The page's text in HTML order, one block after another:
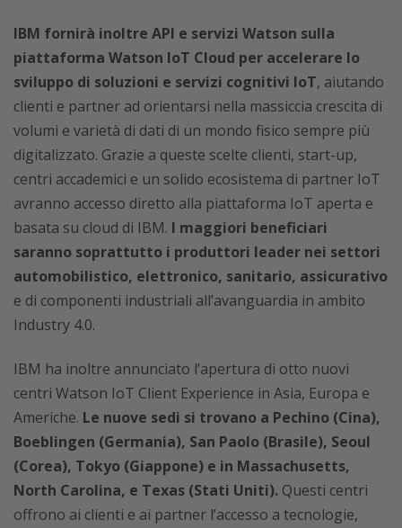
IBM fornirà inoltre API e servizi Watson sulla
piattaforma Watson IoT Cloud per accelerare lo
sviluppo di soluzioni e servizi cognitivi IoT, aiutando
clienti e partner ad orientarsi nella massiccia crescita di
volumi e varietà di dati di un mondo fisico sempre più
digitalizzato. Grazie a queste scelte clienti, start-up,
centri accademici e un solido ecosistema di partner IoT
avranno accesso diretto alla piattaforma IoT aperta e
basata su cloud di IBM. I maggiori beneficiari
saranno soprattutto i produttori leader nei settori
automobilistico, elettronico, sanitario, assicurativo
e di componenti industriali all’avanguardia in ambito
Industry 4.0.
IBM ha inoltre annunciato l’apertura di otto nuovi
centri Watson IoT Client Experience in Asia, Europa e
Americhe. Le nuove sedi si trovano a Pechino (Cina),
Boeblingen (Germania), San Paolo (Brasile), Seoul
(Corea), Tokyo (Giappone) e in Massachusetts,
North Carolina, e Texas (Stati Uniti). Questi centri
offrono ai clienti e ai partner l’accesso a tecnologie,